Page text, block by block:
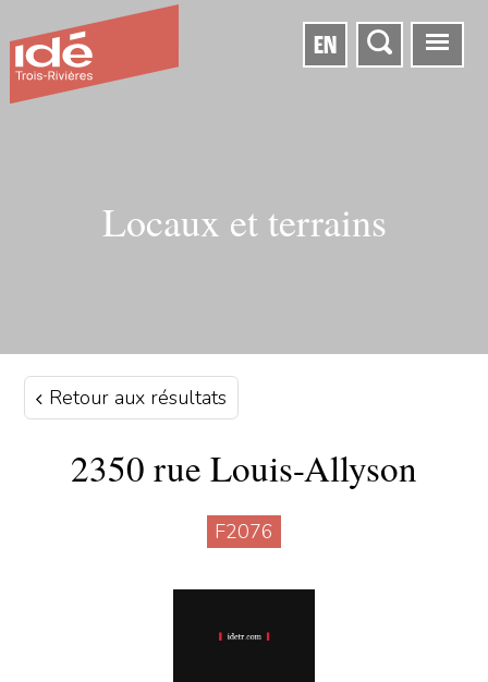
EN
Locaux et terrains
Retour aux résultats
2350 rue Louis-Allyson
F2076